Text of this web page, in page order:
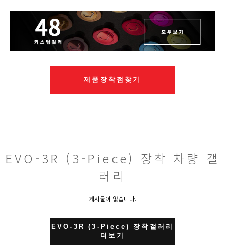
제품장착점찾기
EVO-3R (3-Piece) 장착 차량 갤
러리
게시물이 없습니다.
EVO-3R (3-Piece) 장착갤러리
더보기